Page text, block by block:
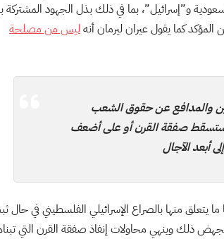
و”إسرائيل”، بما في ذلك بذل الجهود المشتركة
كما يقول عيران ليرمان أنهليس من مصلحة
والمدافع عن حقوق الشعب
ستسقط صفقة القرن أو على أضعف
أبعد الآجال
يتعلق منها بالصراع الإسرائيلي الفلسطيني في حال
ذلك وينهي محاولات إنفاذ صفقة القرن التي